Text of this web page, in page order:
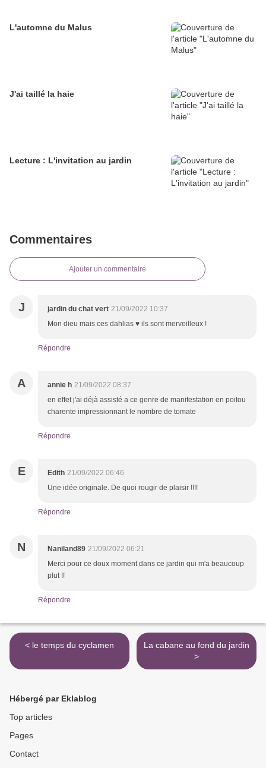
L'automne du Malus
J'ai taillé la haie
Lecture : L'invitation au jardin
Commentaires
Ajouter un commentaire
J jardin du chat vert 21/09/2022 10:37
Mon dieu mais ces dahlias ♥ ils sont merveilleux !
Répondre
A annie h 21/09/2022 08:37
en effet j'ai déjà assisté a ce genre de manifestation en poitou
charente impressionnant le nombre de tomate
Répondre
E Edith 21/09/2022 06:46
Une idée originale. De quoi rougir de plaisir !!!!
Répondre
N Naniland89 21/09/2022 06:21
Merci pour ce doux moment dans ce jardin qui m'a beaucoup
plut !!
Répondre
< le temps du cyclamen
La cabane au fond du jardin
>
Hébergé par Eklablog
Top articles
Pages
Contact